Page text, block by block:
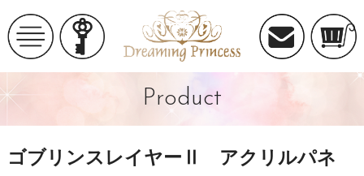
Product
ゴブリンスレイヤーⅡ アクリルパネ